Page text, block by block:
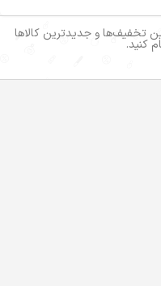
تخفیف‌ها و جدیدترین کالاها
کنید.